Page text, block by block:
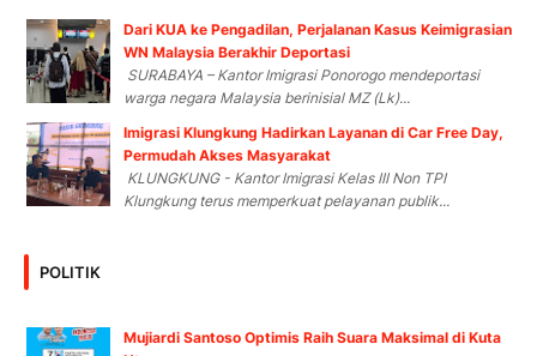
Dari KUA ke Pengadilan, Perjalanan Kasus Keimigrasian
WN Malaysia Berakhir Deportasi
SURABAYA – Kantor Imigrasi Ponorogo mendeportasi
warga negara Malaysia berinisial MZ (Lk)...
Imigrasi Klungkung Hadirkan Layanan di Car Free Day,
Permudah Akses Masyarakat
KLUNGKUNG - Kantor Imigrasi Kelas III Non TPI
Klungkung terus memperkuat pelayanan publik...
POLITIK
Mujiardi Santoso Optimis Raih Suara Maksimal di Kuta